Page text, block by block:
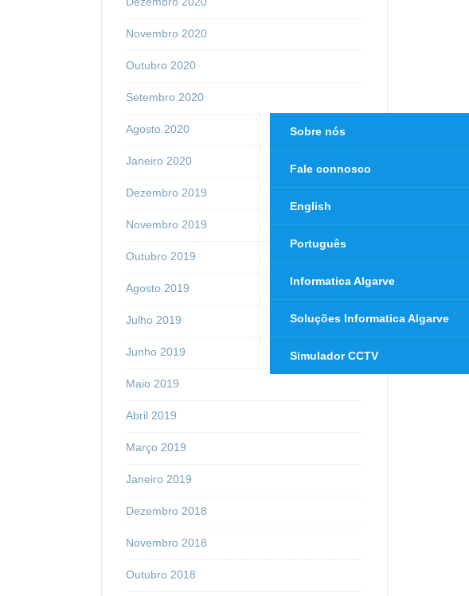
Novembro 2020
Outubro 2020
Setembro 2020
Agosto 2020
Janeiro 2020
Dezembro 2019
Novembro 2019
Outubro 2019
Agosto 2019
Julho 2019
Junho 2019
Maio 2019
Abril 2019
Março 2019
Janeiro 2019
Dezembro 2018
Novembro 2018
Outubro 2018
Sobre nós
Fale connosco
English
Português
Informatica Algarve
Soluções Informatica Algarve
Simulador CCTV